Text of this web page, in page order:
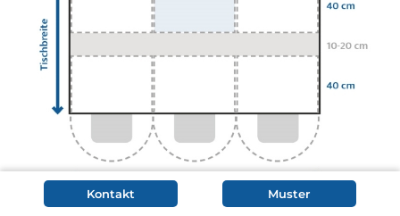
Kontakt Muster